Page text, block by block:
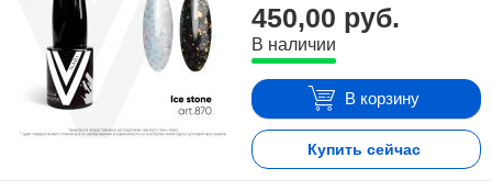
450,00 руб.
В наличии
В корзину
Купить сейчас